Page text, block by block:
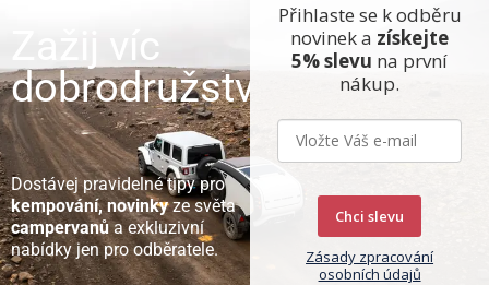
Zažij víc
dobrodružství
Dostávej pravidelné tipy pro
kempování, novinkyze světa
campervanůa exkluzivní
nabídky jen pro odběratele.
Přihlaste se k odběru
novinek a získejte
5% slevu na první
nákup.
Chci slevu
Zásady zpracování
osobních údajů